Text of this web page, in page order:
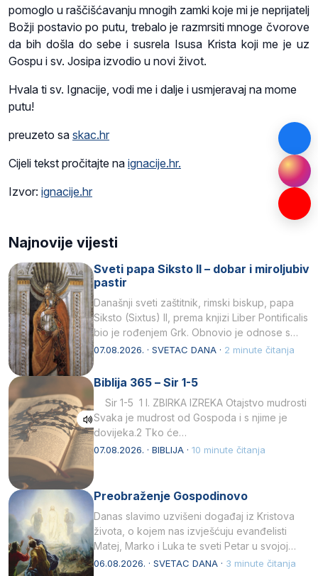
pomoglo u raščišćavanju mnogih zamki koje mi je neprijatelj
Božji postavio po putu, trebalo je razmrsiti mnoge čvorove
da bih došla do sebe i susrela Isusa Krista koji me je uz
Gospu i sv. Josipa izvodio u novi život.
Hvala ti sv. Ignacije, vodi me i dalje i usmjeravaj na mome
putu!
preuzeto sa skac.hr
Cijeli tekst pročitajte na ignacije.hr.
Izvor: ignacije.hr
Najnovije vijesti
Sveti papa Siksto II – dobar i miroljubiv
pastir
Današnji sveti zaštitnik, rimski biskup, papa
Siksto (Sixtus) II, prema knjizi Liber Pontificalis
bio je rođenjem Grk. Obnovio je odnose s
afričkim…
07.08.2026. · SVETAC DANA · 2 minute čitanja
Biblija 365 – Sir 1-5
Sir 1-5 1 I. ZBIRKA IZREKA Otajstvo mudrosti
Svaka je mudrost od Gospoda i s njime je
dovijeka.2 Tko će…
07.08.2026. · BIBLIJA · 10 minute čitanja
Preobraženje Gospodinovo
Danas slavimo uzvišeni događaj iz Kristova
života, o kojem nas izvješćuju evanđelisti
Matej, Marko i Luka te sveti Petar u svojoj
drugoj…
06.08.2026. · SVETAC DANA · 3 minute čitanja